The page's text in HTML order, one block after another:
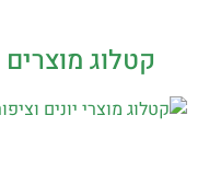
קטלוג מוצרים